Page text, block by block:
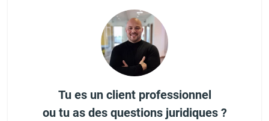
Tu es un client professionnel
ou tu as des questions juridiques ?